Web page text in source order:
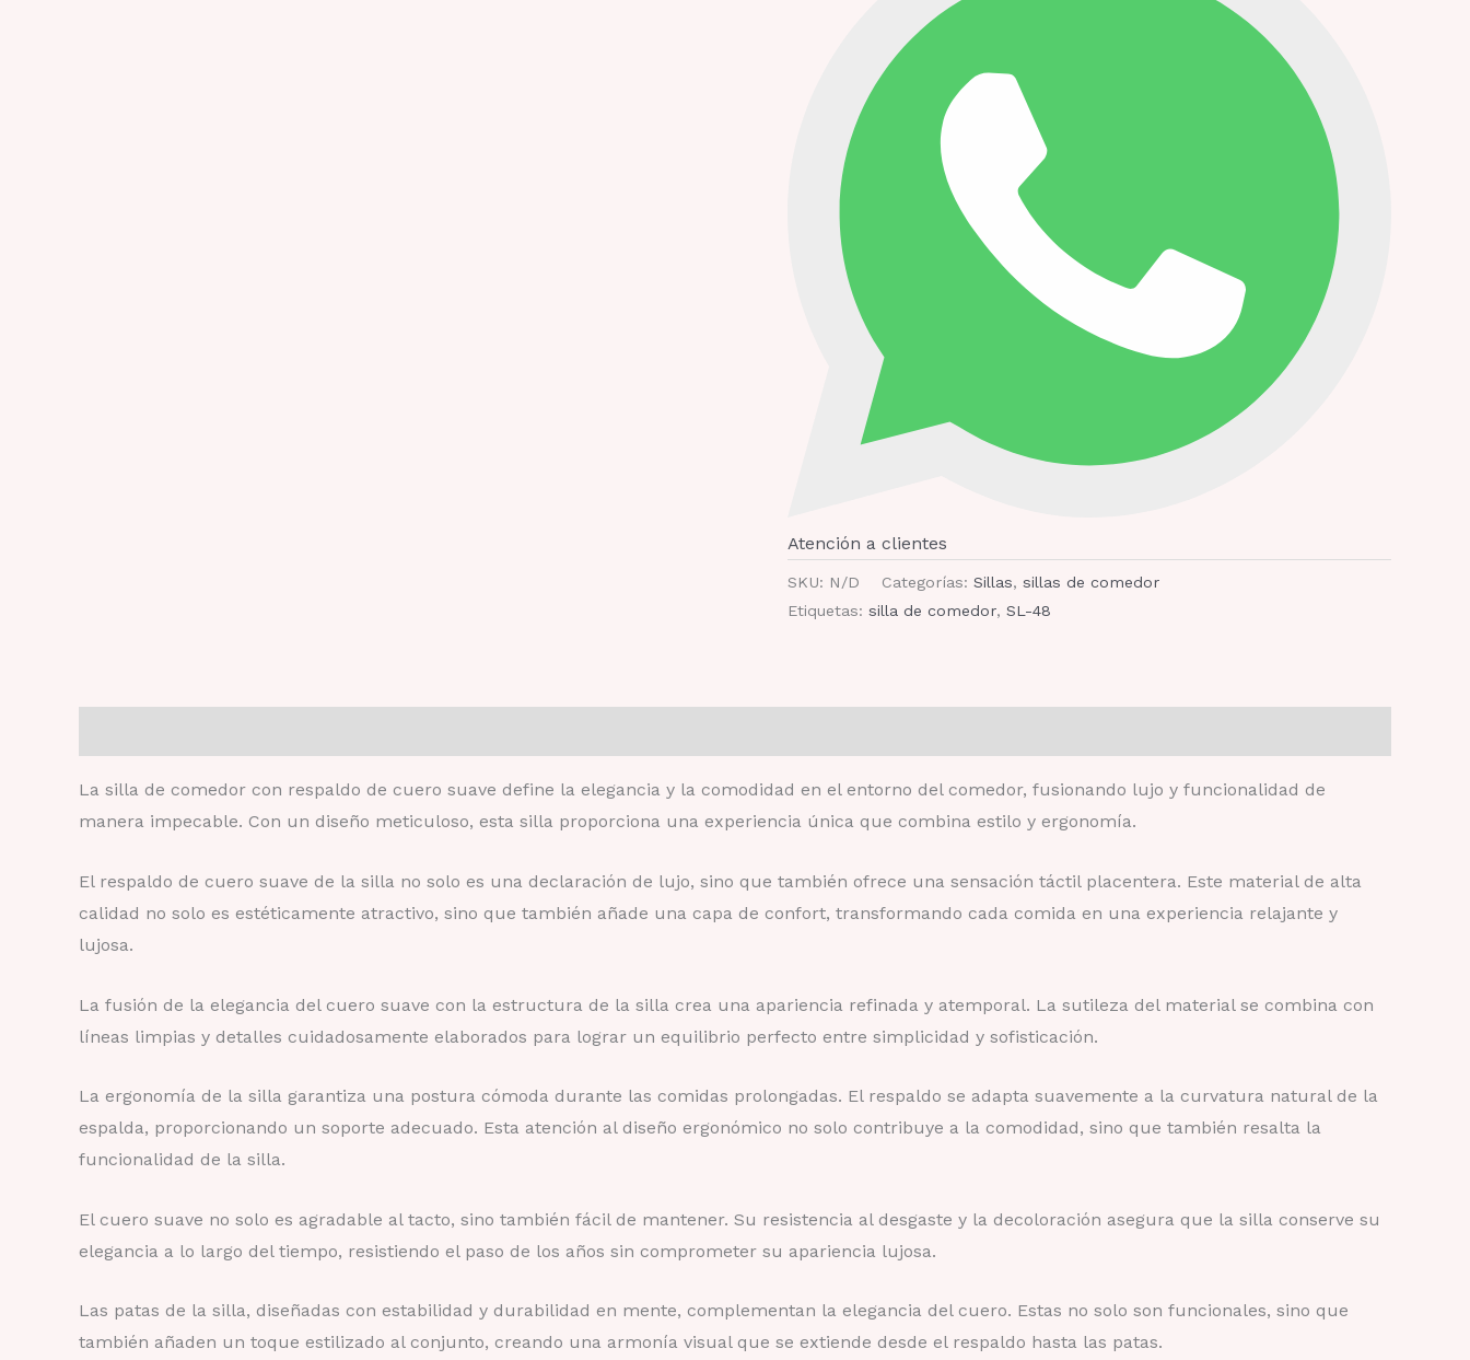
Atención a clientes
SKU: N/D Categorías: Sillas, sillas de comedor
Etiquetas: silla de comedor, SL-48
La silla de comedor con respaldo de cuero suave define la elegancia y la comodidad en el entorno del comedor, fusionando lujo y funcionalidad de
manera impecable. Con un diseño meticuloso, esta silla proporciona una experiencia única que combina estilo y ergonomía.
El respaldo de cuero suave de la silla no solo es una declaración de lujo, sino que también ofrece una sensación táctil placentera. Este material de alta
calidad no solo es estéticamente atractivo, sino que también añade una capa de confort, transformando cada comida en una experiencia relajante y
lujosa.
La fusión de la elegancia del cuero suave con la estructura de la silla crea una apariencia refinada y atemporal. La sutileza del material se combina con
líneas limpias y detalles cuidadosamente elaborados para lograr un equilibrio perfecto entre simplicidad y sofisticación.
La ergonomía de la silla garantiza una postura cómoda durante las comidas prolongadas. El respaldo se adapta suavemente a la curvatura natural de la
espalda, proporcionando un soporte adecuado. Esta atención al diseño ergonómico no solo contribuye a la comodidad, sino que también resalta la
funcionalidad de la silla.
El cuero suave no solo es agradable al tacto, sino también fácil de mantener. Su resistencia al desgaste y la decoloración asegura que la silla conserve su
elegancia a lo largo del tiempo, resistiendo el paso de los años sin comprometer su apariencia lujosa.
Las patas de la silla, diseñadas con estabilidad y durabilidad en mente, complementan la elegancia del cuero. Estas no solo son funcionales, sino que
también añaden un toque estilizado al conjunto, creando una armonía visual que se extiende desde el respaldo hasta las patas.